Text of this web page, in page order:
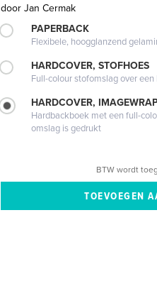
door Jan Cermak
PAPERBACK
Flexibele, hoogglanzend
HARDCOVER, STOFHOES
Full-colour stofomslag over
HARDCOVER,
Hardbackboek met een full-
omslag is gedrukt
BTW wordt